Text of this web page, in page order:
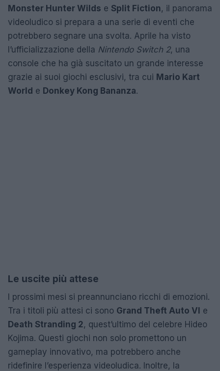
Monster Hunter Wilds e Split Fiction, il panorama
videoludico si prepara a una serie di eventi che
potrebbero segnare una svolta. Aprile ha visto
l’ufficializzazione della Nintendo Switch 2, una
console che ha già suscitato un grande interesse
grazie ai suoi giochi esclusivi, tra cui Mario Kart
World e Donkey Kong Bananza.
Le uscite più attese
I prossimi mesi si preannunciano ricchi di emozioni.
Tra i titoli più attesi ci sono Grand Theft Auto VI e
Death Stranding 2, quest’ultimo del celebre Hideo
Kojima. Questi giochi non solo promettono un
gameplay innovativo, ma potrebbero anche
ridefinire l’esperienza videoludica. Inoltre, la